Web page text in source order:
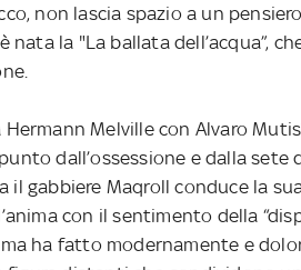
non lascia spazio a un
nata la "La ballata dell’acqua”,
Hermann Melville con Alvaro
dall’ossessione e dalla
il gabbiere Maqroll conduce la
con il sentimento della
ha fatto modernamente e